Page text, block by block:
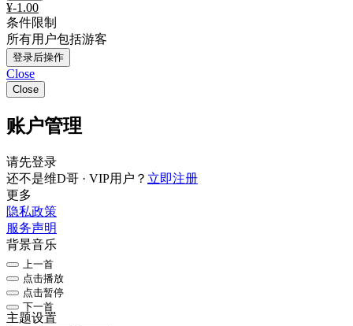
¥-1.00
条件限制
所有用户包括游客
登录后操作
Close
Close
账户管理
请先登录
还不是维D哥 · VIP用户？ 立即注册
更多
隐私政策
服务声明
背景音乐
上一首
点击播放
点击暂停
下一首
主题设置